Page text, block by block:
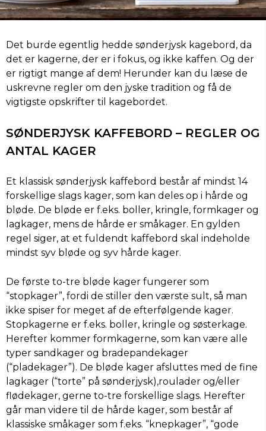
Det burde egentlig hedde sønderjysk kagebord, da
det er kagerne, der er i fokus, og ikke kaffen. Og der
er rigtigt mange af dem! Herunder kan du læse de
uskrevne regler om den jyske tradition og få de
vigtigste opskrifter til kagebordet.
SØNDERJYSK KAFFEBORD – REGLER OG
ANTAL KAGER
Et klassisk sønderjysk kaffebord består af mindst 14
forskellige slags kager, som kan deles op i hårde og
bløde. De bløde er f.eks. boller, kringle, formkager og
lagkager, mens de hårde er småkager. En gylden
regel siger, at et fuldendt kaffebord skal indeholde
mindst syv bløde og syv hårde kager.
De første to-tre bløde kager fungerer som
“stopkager”, fordi de stiller den værste sult, så man
ikke spiser for meget af de efterfølgende kager.
Stopkagerne er f.eks. boller, kringle og søsterkage.
Herefter kommer formkagerne, som kan være alle
typer sandkager og bradepandekager
(“pladekager”). De bløde kager afsluttes med de fine
lagkager (“torte” på sønderjysk),roulader og/eller
flødekager, gerne to-tre forskellige slags. Herefter
går man videre til de hårde kager, som består af
klassiske småkager som f.eks. “knepkager”, “gode